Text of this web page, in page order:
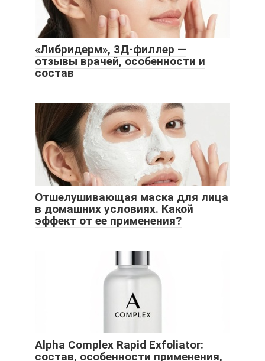
«Либридерм», 3Д-филлер —
отзывы врачей, особенности и
состав
Отшелушивающая маска для лица
в домашних условиях. Какой
эффект от ее применения?
Alpha Complex Rapid Exfoliator:
состав, особенности применения,